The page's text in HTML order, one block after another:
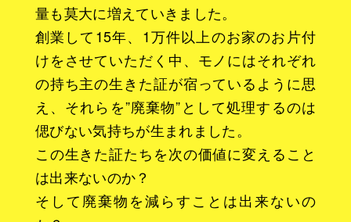
量も莫大に増えていきました。
創業して15年、1万件以上のお家のお片付
けをさせていただく中、モノにはそれぞれ
の持ち主の生きた証が宿っているように思
え、それらを”廃棄物”として処理するのは
偲びない気持ちが生まれました。
この生きた証たちを次の価値に変えること
は出来ないのか？
そして廃棄物を減らすことは出来ないの